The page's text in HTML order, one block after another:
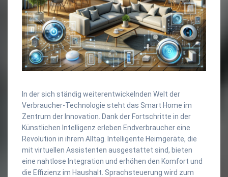
In der sich ständig weiterentwickelnden Welt der
Verbraucher-Technologie steht das Smart Home im
Zentrum der Innovation. Dank der Fortschritte in der
Künstlichen Intelligenz erleben Endverbraucher eine
Revolution in ihrem Alltag. Intelligente Heimgeräte, die
mit virtuellen Assistenten ausgestattet sind, bieten
eine nahtlose Integration und erhöhen den Komfort und
die Effizienz im Haushalt. Sprachsteuerung wird zum